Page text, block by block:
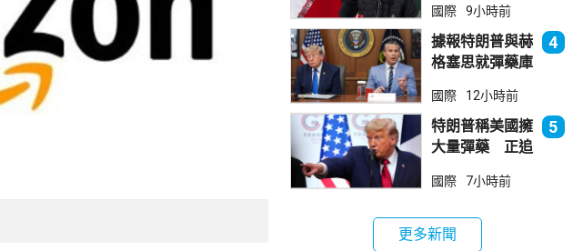
製造分裂
國際 9小時前
據報特朗普與赫
格塞思就彈藥庫
4
國際 12小時前
特朗普稱美國擁
大量彈藥 正追
者」
5
國際 7小時前
更多新聞